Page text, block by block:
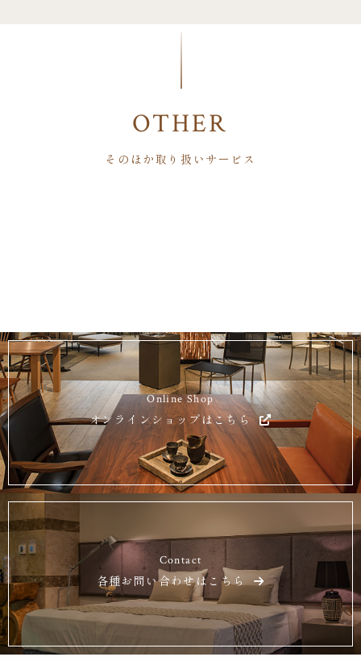
OTHER
そのほか取り扱いサービス
Online Shop
オンラインショップはこちら
Contact
各種お問い合わせはこちら